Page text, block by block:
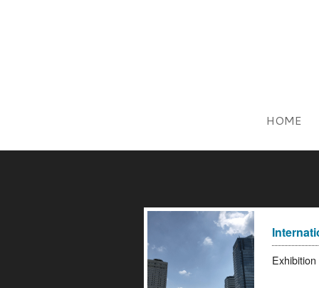
HOME